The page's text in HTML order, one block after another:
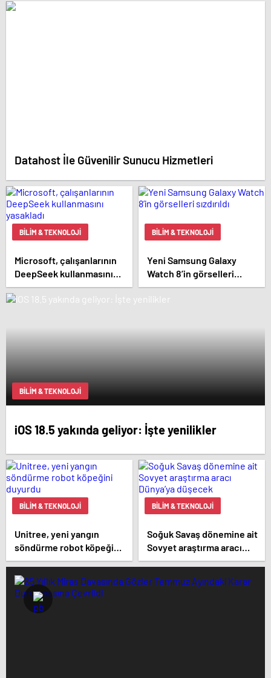
Datahost İle Güvenilir Sunucu Hizmetleri
BILIM & TEKNOLOJI
Microsoft, çalışanlarının
DeepSeek kullanmasını
yasakladı
BILIM & TEKNOLOJI
Yeni Samsung Galaxy
Watch 8’in görselleri
sızdırıldı
BILIM & TEKNOLOJI
iOS 18.5 yakında geliyor: İşte yenilikler
BILIM & TEKNOLOJI
Unitree, yeni yangın
söndürme robot köpeğini
duyurdu
BILIM & TEKNOLOJI
Soğuk Savaş dönemine ait
Sovyet araştırma aracı
Dünya’ya düşecek